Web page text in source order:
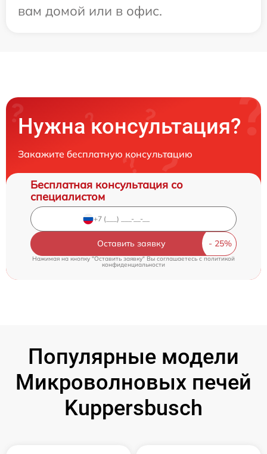
вам домой или в офис.
Нужна консультация?
Закажите бесплатную консультацию
Бесплатная консультация со
специалистом
Оставить заявку
Нажимая на кнопку "Оставить заявку" Вы соглашаетесь cполитикой
конфиденциальности
Популярные модели
Микроволновых печей
Kuppersbusch